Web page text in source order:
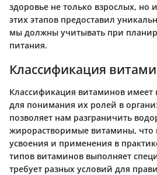
здоровье не только взрослых, но
этих этапов предоставил
мы должны учитывать при
питания.
Классификация
Классификация витаминов имеет
для понимания их ролей в
позволяет нам разграничить
жирорастворимые витамины, что
усвоения и применения в
типов витаминов выполняет
требует разных условий для